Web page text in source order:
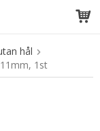
hål
1st